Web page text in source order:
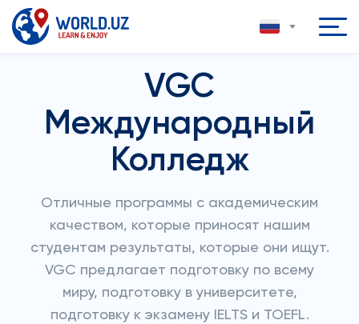
VGC
Международный
Колледж
Отличные программы с академическим
качеством, которые приносят нашим
студентам результаты, которые они ищут.
VGC предлагает подготовку по всему
миру, подготовку в университете,
подготовку к экзамену IELTS и TOEFL.